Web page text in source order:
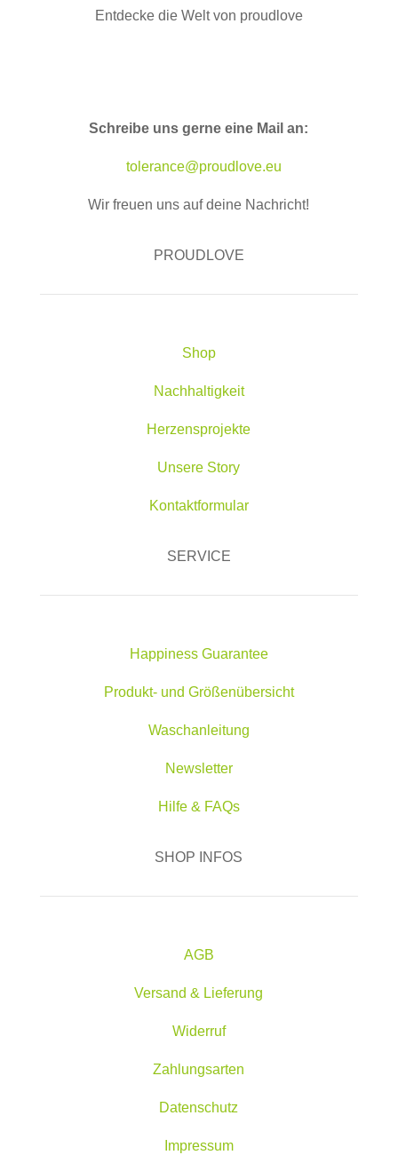
Entdecke die Welt von proudlove
Schreibe uns gerne eine Mail an:
tolerance@proudlove.eu
Wir freuen uns auf deine Nachricht!
PROUDLOVE
Shop
Nachhaltigkeit
Herzensprojekte
Unsere Story
Kontaktformular
SERVICE
Happiness Guarantee
Produkt- und Größenübersicht
Waschanleitung
Newsletter
Hilfe & FAQs
SHOP INFOS
AGB
Versand & Lieferung
Widerruf
Zahlungsarten
Datenschutz
Impressum